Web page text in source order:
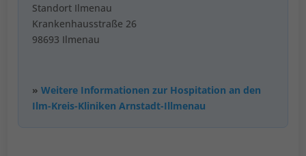
Standort Ilmenau
Krankenhausstraße 26
98693 Ilmenau
»Weitere Informationen zur Hospitation an den
Ilm-Kreis-Kliniken Arnstadt-Illmenau